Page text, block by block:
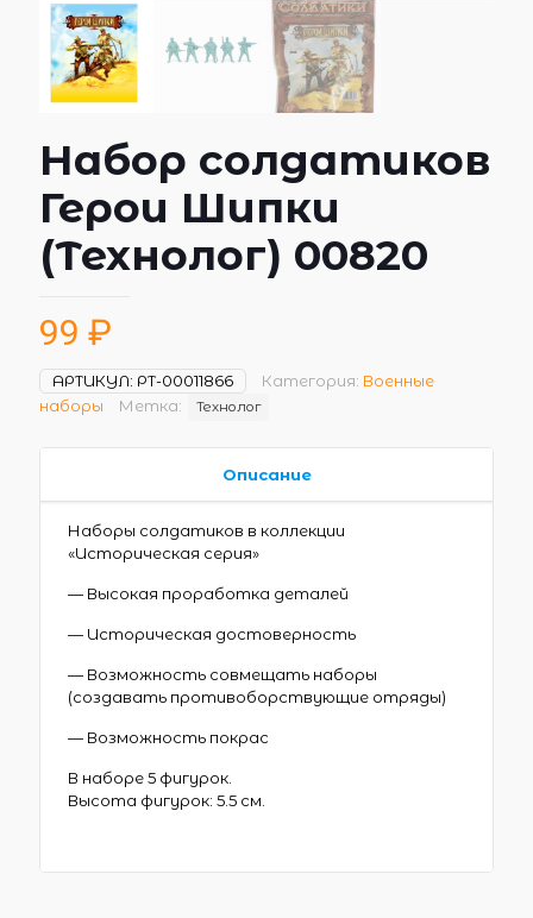
Набор солдатиков
Герои Шипки
(Технолог) 00820
99 ₽
АРТИКУЛ: РТ-00011866 Категория: Военные
наборы
Метка: Технолог
Описание
Наборы солдатиков в коллекции
«Историческая серия»
— Высокая проработка деталей
— Историческая достоверность
— Возможность совмещать наборы
(создавать противоборствующие отряды)
— Возможность покрас
В наборе 5 фигурок.
Высота фигурок: 5.5 см.